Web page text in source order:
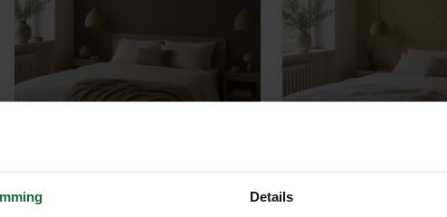
Details
Bruin - 100 cm breed - 0,3mm dik